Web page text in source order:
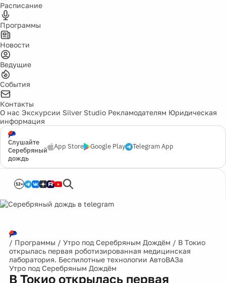
Расписание
Программы
Новости
Ведущие
События
Контакты
О нас Экскурсии Silver Studio Рекламодателям Юридическая
информация
Слушайте
Серебряный
дождь
App Store Google Play Telegram App
12+
/ Программы / Утро под Серебряным Дождём / В Токио
открылась первая роботизированная медицинская
лаборатория. Беспилотные технологии АвтоВАЗа
Утро под Серебряным Дождём
В Токио открылась первая